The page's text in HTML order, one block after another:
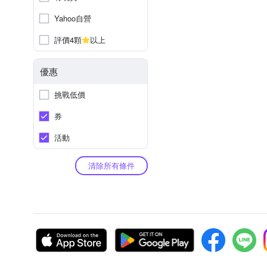
Yahoo自營
評價4顆
以上
優惠
挑戰低價
券
活動
清除所有條件